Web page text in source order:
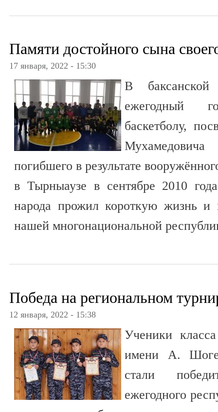
Памяти достойного сына
17 января, 2022 - 15:30
В
ежегодный
баскетболу,
погибшего в результате
в Тырныаузе в сентябре 2010
народа прожил короткую жизнь и
нашей многонациональной
Победа на региональном
12 января, 2022 - 15:38
Ученики
имени А.
стали
ежегодного